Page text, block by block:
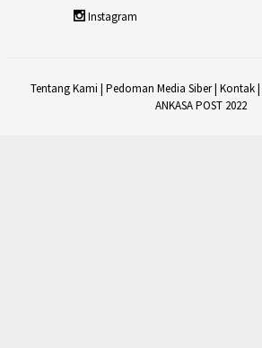
Instagram
Tentang Kami | Pedoman Media Siber| Kontak|
ANKASA POST 2022